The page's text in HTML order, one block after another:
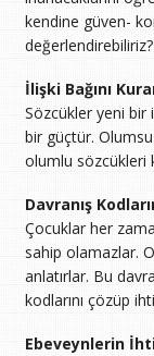
kendine güven-
değerlendirebiliriz?
İlişki Bağını
Sözcükler yeni bir
bir güçtür.
olumlu sözcükleri
Davranış
Çocuklar her
sahip olamazlar.
anlatırlar. Bu
kodlarını çözüp
Ebeveynlerin